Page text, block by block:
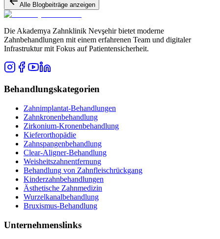
Alle Blogbeiträge anzeigen
Die Akademya Zahnklinik Nevşehir bietet moderne
Zahnbehandlungen mit einem erfahrenen Team und digitaler
Infrastruktur mit Fokus auf Patientensicherheit.
Behandlungskategorien
Zahnimplantat-Behandlungen
Zahnkronenbehandlung
Zirkonium-Kronenbehandlung
Kieferorthopädie
Zahnspangenbehandlung
Clear-Aligner-Behandlung
Weisheitszahnentfernung
Behandlung von Zahnfleischrückgang
Kinderzahnbehandlungen
Ästhetische Zahnmedizin
Wurzelkanalbehandlung
Bruxismus-Behandlung
Unternehmenslinks